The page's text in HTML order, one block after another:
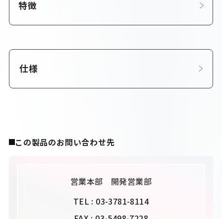
特徴
仕様
この製品のお問い合わせ先
営業本部 開発営業部
TEL : 03-3781-8114